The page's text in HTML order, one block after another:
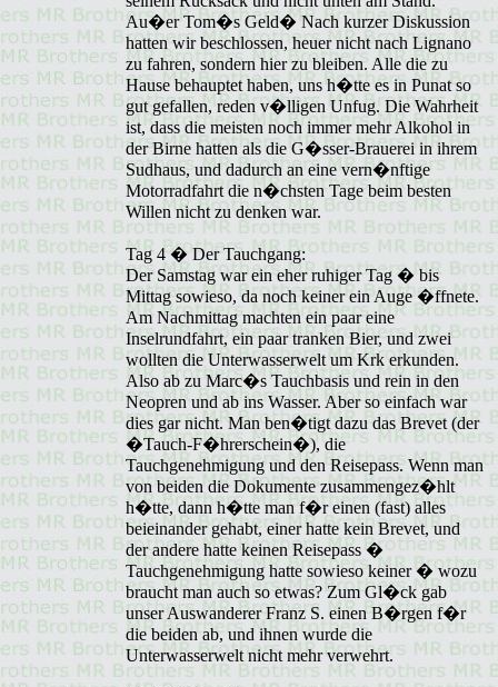
Au�er Tom�s Geld� Nach kurzer Diskussion
hatten wir beschlossen, heuer nicht nach Lignano
zu fahren, sondern hier zu bleiben. Alle die zu
Hause behauptet haben, uns h�tte es in Punat so
gut gefallen, reden v�lligen Unfug. Die Wahrheit
ist, dass die meisten noch immer mehr Alkohol in
der Birne hatten als die G�sser-Brauerei in ihrem
Sudhaus, und dadurch an eine vern�nftige
Motorradfahrt die n�chsten Tage beim besten
Willen nicht zu denken war.
Tag 4 � Der Tauchgang:
Der Samstag war ein eher ruhiger Tag � bis
Mittag sowieso, da noch keiner ein Auge �ffnete.
Am Nachmittag machten ein paar eine
Inselrundfahrt, ein paar tranken Bier, und zwei
wollten die Unterwasserwelt um Krk erkunden.
Also ab zu Marc�s Tauchbasis und rein in den
Neopren und ab ins Wasser. Aber so einfach war
dies gar nicht. Man ben�tigt dazu das Brevet (der
�Tauch-F�hrerschein�), die
Tauchgenehmigung und den Reisepass. Wenn man
von beiden die Dokumente zusammengez�hlt
h�tte, dann h�tte man f�r einen (fast) alles
beieinander gehabt, einer hatte kein Brevet, und
der andere hatte keinen Reisepass �
Tauchgenehmigung hatte sowieso keiner � wozu
braucht man auch so etwas? Zum Gl�ck gab
unser Auswanderer Franz S. einen B�rgen f�r
die beiden ab, und ihnen wurde die
Unterwasserwelt nicht mehr verwehrt.